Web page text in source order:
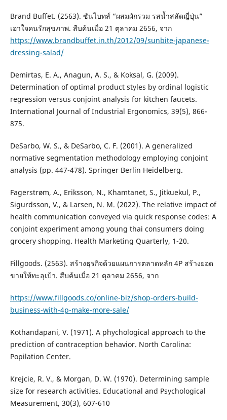
Brand Buffet. (2563). ซันไบทส์ “ผสมผักรวม รสน้ำสลัดญี่ปุ่น”
เอาใจคนรักสุขภาพ. สืบค้นเมื่อ 21 ตุลาคม 2656, จาก
https://www.brandbuffet.in.th/2012/09/sunbite-japanese-
dressing-salad/
Demirtas, E. A., Anagun, A. S., & Koksal, G. (2009).
Determination of optimal product styles by ordinal logistic
regression versus conjoint analysis for kitchen faucets.
International Journal of Industrial Ergonomics, 39(5), 866-
875.
DeSarbo, W. S., & DeSarbo, C. F. (2001). A generalized
normative segmentation methodology employing conjoint
analysis (pp. 447-478). Springer Berlin Heidelberg.
Fagerstrøm, A., Eriksson, N., Khamtanet, S., Jitkuekul, P.,
Sigurdsson, V., & Larsen, N. M. (2022). The relative impact of
health communication conveyed via quick response codes: A
conjoint experiment among young thai consumers doing
grocery shopping. Health Marketing Quarterly, 1-20.
Fillgoods. (2563). สร้างธุรกิจด้วยแผนการตลาดหลัก 4P สร้างยอด
ขายให้ทะลุเป้า. สืบค้นเมื่อ 21 ตุลาคม 2656, จาก
https://www.fillgoods.co/online-biz/shop-orders-build-
business-with-4p-make-more-sale/
Kothandapani, V. (1971). A phychological approach to the
prediction of contraception behavior. North Carolina:
Popilation Center.
Krejcie, R. V., & Morgan, D. W. (1970). Determining sample
size for research activities. Educational and Psychological
Measurement, 30(3), 607-610